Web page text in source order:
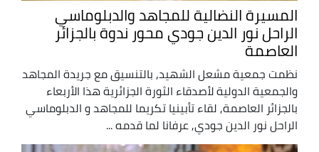
المسيرة النضالية للمجاهد والدبلوماسي
الراحل نور الدين جودي محور ندوة بالجزائر
العاصمة
نظمت جمعية مشعل الشهيد, بالتنسيق مع جريدة المجاهد
والجمعية الدولية لأصدقاء الثورة الجزائرية هذا الأربعاء
بالجزائر العاصمة, لقاء تأبينيا تكريما للمجاهد و الدبلوماسي
الراحل نور الدين جودي, عرفانا لما قدمه ...